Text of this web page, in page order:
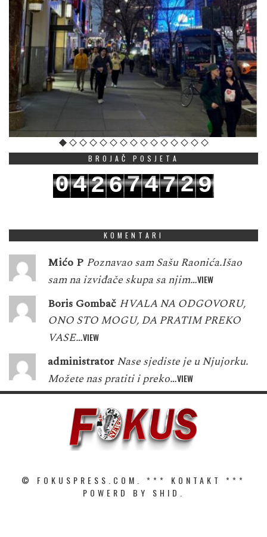
BROJAČ POSJETA
042674729
KOMENTARI
Mićo P Poznavao sam Sašu Raonića.Išao
sam na izviđače skupa sa njim…VIEW
Boris Gombač HVALA NA ODGOVORU,
ONO STO MOGU, DA PRATIM PREKO
VASE…VIEW
administrator Nase sjediste je u Njujorku.
Možete nas pratiti i preko…VIEW
© FOKUSPRESS.COM. *** KONTAKT
***
POWERD BY SHID.